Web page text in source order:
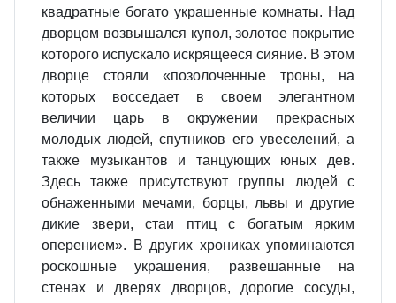
квадратные богато украшенные комнаты. Над
дворцом возвышался купол, золотое покрытие
которого испускало искрящееся сияние. В этом
дворце стояли «позолоченные троны, на
которых восседает в своем элегантном
величии царь в окружении прекрасных
молодых людей, спутников его увеселений, а
также музыкантов и танцующих юных дев.
Здесь также присутствуют группы людей с
обнаженными мечами, борцы, львы и другие
дикие звери, стаи птиц с богатым ярким
оперением». В других хрониках упоминаются
роскошные украшения, развешанные на
стенах и дверях дворцов, дорогие сосуды,